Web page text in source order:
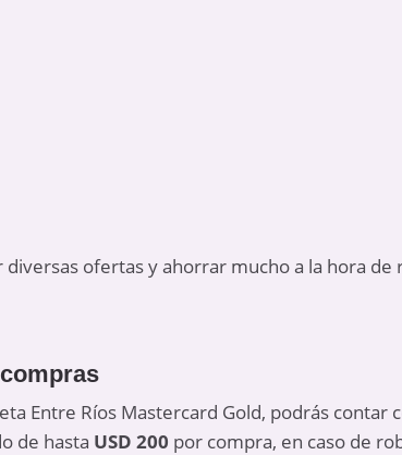
ofertas y ahorrar mucho a la hora de
Entre Ríos Mastercard Gold, podrás contar
de hasta USD 200 por compra, en caso de